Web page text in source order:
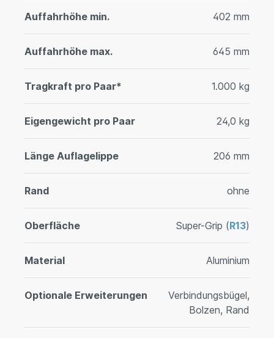
Auffahrhöhe min. 402 mm
Auffahrhöhe max. 645 mm
Tragkraft pro Paar* 1.000 kg
Eigengewicht pro Paar 24,0 kg
Länge Auflagelippe 206 mm
Rand ohne
Oberfläche Super-Grip (R13)
Material Aluminium
Optionale Erweiterungen
Verbindungsbügel,
Bolzen, Rand